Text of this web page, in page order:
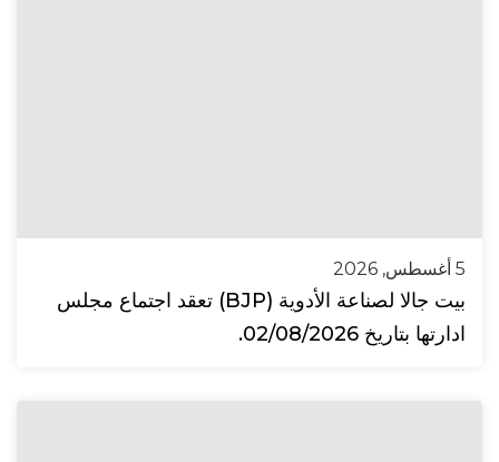
5 أغسطس, 2026
بيت جالا لصناعة الأدوية (BJP) تعقد اجتماع مجلس
ادارتها بتاريخ 02/08/2026.